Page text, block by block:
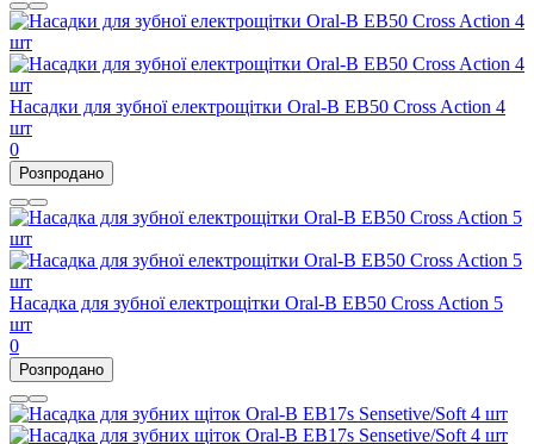
Насадки для зубної електрощітки Oral-B EB50 Cross Action 4
шт
0
Розпродано
Насадка для зубної електрощітки Oral-B EB50 Cross Action 5
шт
0
Розпродано